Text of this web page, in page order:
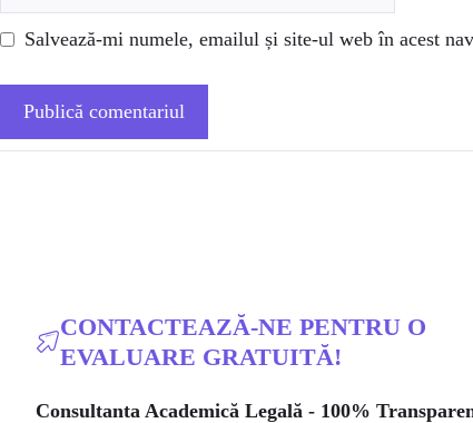
Salvează-mi numele, emailul și site-ul web în acest
CONTACTEAZĂ-NE PENTRU O
EVALUARE GRATUITĂ!
Consultanta Academică Legală - 100%